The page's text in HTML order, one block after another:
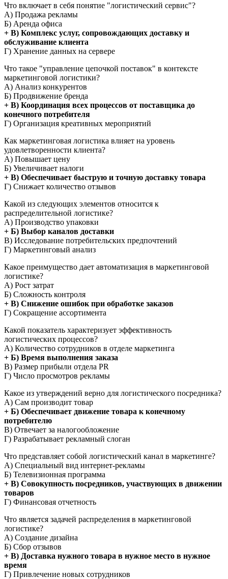
Что включает в себя понятие "логистический сервис"?
А) Продажа рекламы
Б) Аренда офиса
+ В) Комплекс услуг, сопровождающих доставку и
обслуживание клиента
Г) Хранение данных на сервере
Что такое "управление цепочкой поставок" в контексте
маркетинговой логистики?
А) Анализ конкурентов
Б) Продвижение бренда
+ В) Координация всех процессов от поставщика до
конечного потребителя
Г) Организация креативных мероприятий
Как маркетинговая логистика влияет на уровень
удовлетворенности клиента?
А) Повышает цену
Б) Увеличивает налоги
+ В) Обеспечивает быструю и точную доставку товара
Г) Снижает количество отзывов
Какой из следующих элементов относится к
распределительной логистике?
А) Производство упаковки
+ Б) Выбор каналов доставки
В) Исследование потребительских предпочтений
Г) Маркетинговый анализ
Какое преимущество дает автоматизация в маркетинговой
логистике?
А) Рост затрат
Б) Сложность контроля
+ В) Снижение ошибок при обработке заказов
Г) Сокращение ассортимента
Какой показатель характеризует эффективность
логистических процессов?
А) Количество сотрудников в отделе маркетинга
+ Б) Время выполнения заказа
В) Размер прибыли отдела PR
Г) Число просмотров рекламы
Какое из утверждений верно для логистического посредника?
А) Сам производит товар
+ Б) Обеспечивает движение товара к конечному
потребителю
В) Отвечает за налогообложение
Г) Разрабатывает рекламный слоган
Что представляет собой логистический канал в маркетинге?
А) Специальный вид интернет-рекламы
Б) Телевизионная программа
+ В) Совокупность посредников, участвующих в движении
товаров
Г) Финансовая отчетность
Что является задачей распределения в маркетинговой
логистике?
А) Создание дизайна
Б) Сбор отзывов
+ В) Доставка нужного товара в нужное место в нужное
время
Г) Привлечение новых сотрудников